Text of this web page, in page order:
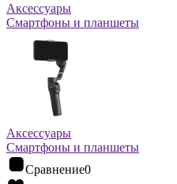
Аксессуары
Смартфоны и планшеты
Аксессуары
Смартфоны и планшеты
Сравнение0